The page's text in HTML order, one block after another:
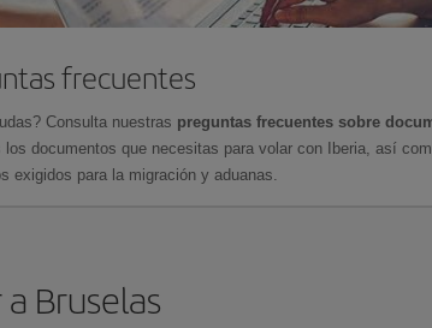
frecuentes
Consulta nuestras preguntas frecuentes sobre
los documentos que necesitas para volar con Iberia, así
exigidos para la migración y aduanas.
Bruselas